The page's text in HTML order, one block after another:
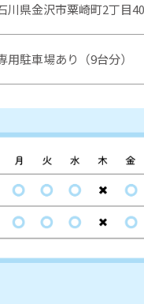
川県金沢市粟崎町2丁目
用駐車場あり（9台分）